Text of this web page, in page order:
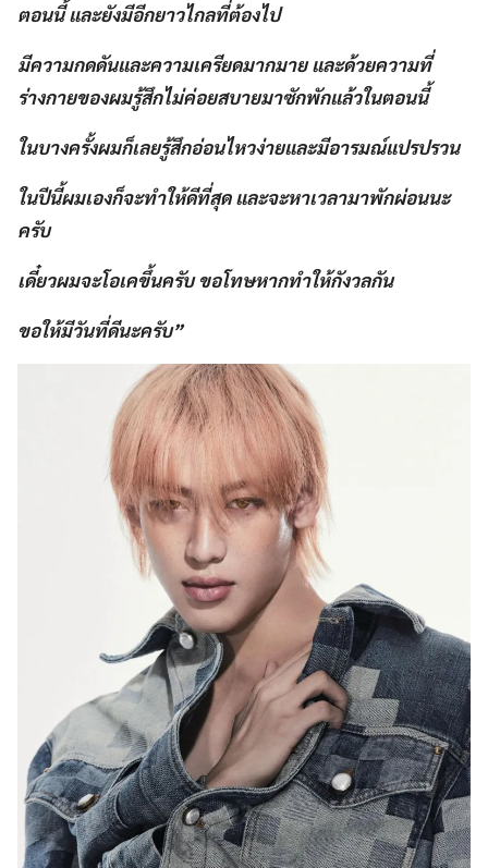
ตอนนี้ และยังมีอีกยาวไกลที่ต้องไป
มีความกดดันและความเครียดมากมาย และด้วยความที่
ร่างกายของผมรู้สึกไม่ค่อยสบายมาซักพักแล้วในตอนนี้
ในบางครั้งผมก็เลยรู้สึกอ่อนไหวง่ายและมีอารมณ์แปรปรวน
ในปีนี้ผมเองก็จะทำให้ดีที่สุด และจะหาเวลามาพักผ่อนนะ
ครับ
เดี๋ยวผมจะโอเคขึ้นครับ ขอโทษหากทำให้กังวลกัน
ขอให้มีวันที่ดีนะครับ”